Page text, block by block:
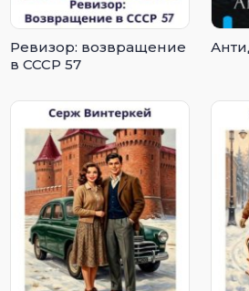
Ревизор: возвращение
в СССР 57